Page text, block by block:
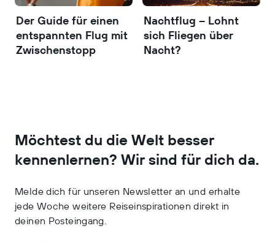
Der Guide für einen
entspannten Flug mit
Zwischenstopp
Nachtflug – Lohnt
sich Fliegen über
Nacht?
Möchtest du die Welt besser
kennenlernen? Wir sind für dich da.
Melde dich für unseren Newsletter an und erhalte
jede Woche weitere Reiseinspirationen direkt in
deinen Posteingang.